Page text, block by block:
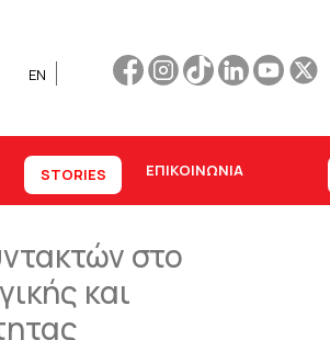
EN
STORIES ΕΠΙΚΟΙΝΩΝΊΑ
στο
και